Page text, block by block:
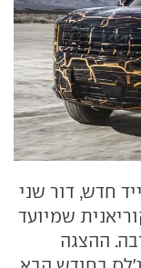
חדש, דור שני
שמיועד
ההצגה